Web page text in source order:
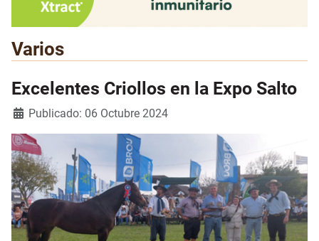
Varios
Excelentes Criollos en la Expo Salto
Detalles
Publicado: 06 Octubre 2024